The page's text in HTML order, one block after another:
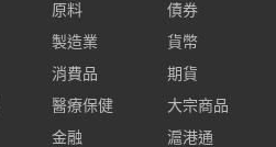
原料
製造業
消費品
醫療保健
金融
債券
貨幣
期貨
大宗商品
滬港通